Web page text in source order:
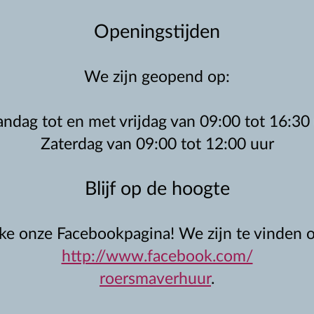
Openingstijden
We zijn geopend op:
tot en met vrijdag van 09:00 tot 16:30
Zaterdag van 09:00 tot 12:00 uur
Blijf op de hoogte
onze Facebookpagina! We zijn te vinden
http://www.facebook.com/
roersmaverhuur.